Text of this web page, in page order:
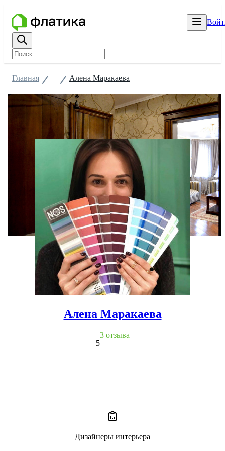
Главная Алена Маракаева
Алена Маракаева
5
3 отзыва
Дизайнеры интерьера